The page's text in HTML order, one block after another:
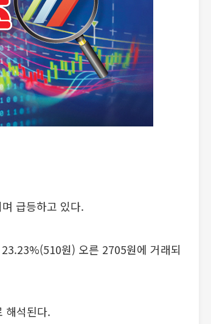
급등하고 있다.
원) 오른 2705원에 거래되
해석된다.